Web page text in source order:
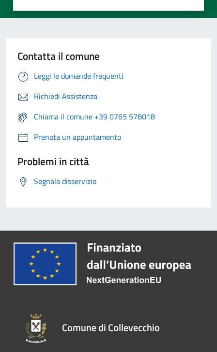
Contatta il comune
Leggi le domande frequenti
Richiedi Assistenza
Chiama il comune +39 0765 578018
Prenota un appuntamento
Problemi in città
Segnala disservizio
Comune di Collevecchio